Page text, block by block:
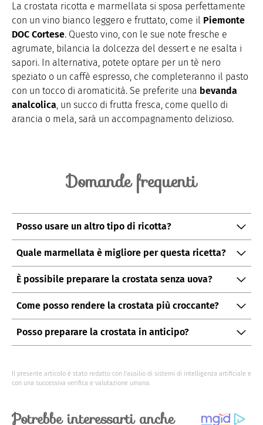
La crostata ricotta e marmellata si sposa perfettamente
con un vino bianco leggero e fruttato, come il Piemonte
DOC Cortese. Questo vino, con le sue note fresche e
agrumate, bilancia la dolcezza del dessert e ne esalta i
sapori. In alternativa, potete optare per un tè nero
speziato o un caffè espresso, che completeranno il pasto
con un tocco di aromaticità. Se preferite una bevanda
analcolica, un succo di frutta fresca, come quello di
arancia o mela, sarà un accompagnamento delizioso.
Domande frequenti
Posso usare un altro tipo di ricotta?
Sì, potete utilizzare ricotta vaccina se preferite un
sapore più delicato.
Quale marmellata è migliore per questa ricetta?
La confettura di mirtilli è ottima, ma potete scegliere
quella che più vi piace, come albicocche o fragole.
È possibile preparare la crostata senza uova?
Sì, potete sostituire l'uovo con un cucchiaio di yogurt o
una banana schiacciata per legare gli ingredienti.
Come posso rendere la crostata più croccante?
Aumentate di 10-20 g la quantità di zucchero nella
pasta frolla per una crosta più croccante.
Posso preparare la crostata in anticipo?
amalgamarsi.
Il presente articolo è stato redatto con l’ausilio di sistemi di intelligenza artificiale e
con una successiva verifica e valutazione umana.